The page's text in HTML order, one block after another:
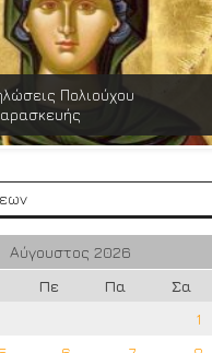
Πολιούχου
Αύγουστος 2026
Πε Πα Σα
1